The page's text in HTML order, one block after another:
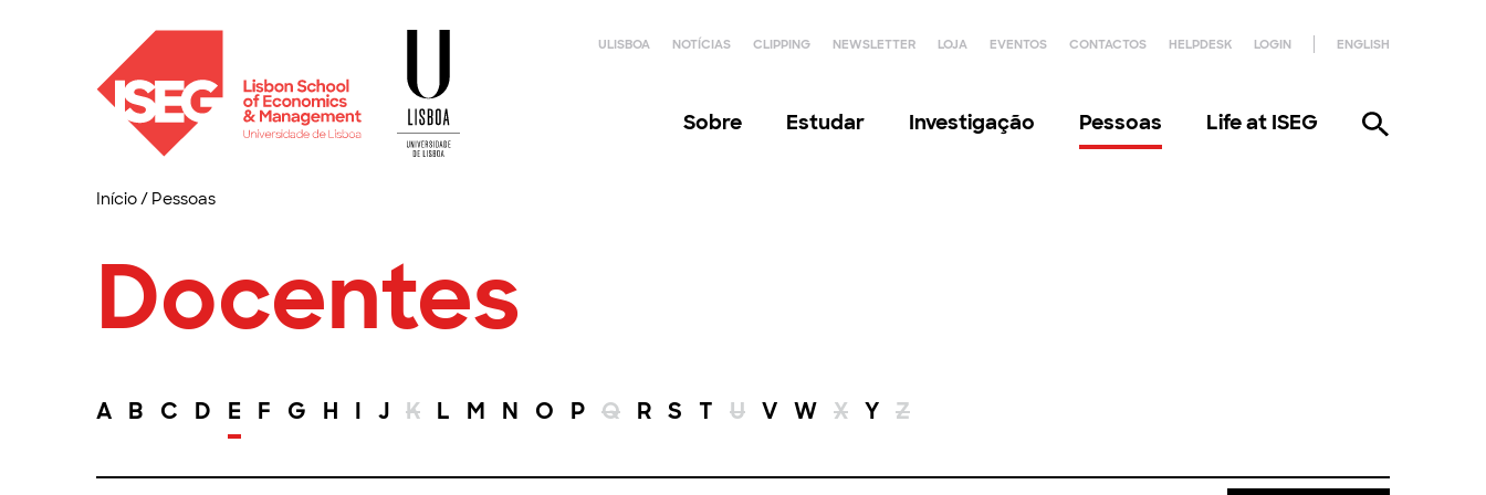
ULISBOA NOTÍCIAS CLIPPING NEWSLETTER LOJA EVENTOS CONTACTOS HELPDESK LOGIN ENGLISH
Sobre Estudar Investigação Pessoas Life at ISEG
Início/ Pessoas
Docentes
A B C D E F G H I J K L M N O P Q R S T U V W X Y Z